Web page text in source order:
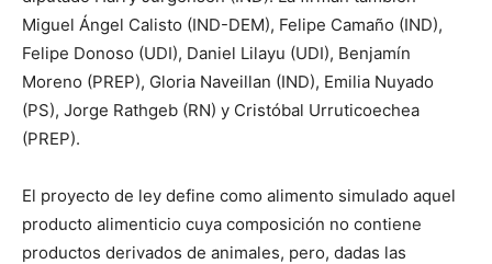
Miguel Ángel Calisto (IND-DEM), Felipe Camaño (IND),
Felipe Donoso (UDI), Daniel Lilayu (UDI), Benjamín
Moreno (PREP), Gloria Naveillan (IND), Emilia Nuyado
(PS), Jorge Rathgeb (RN) y Cristóbal Urruticoechea
(PREP).
El proyecto de ley define como alimento simulado aquel
producto alimenticio cuya composición no contiene
productos derivados de animales, pero, dadas las